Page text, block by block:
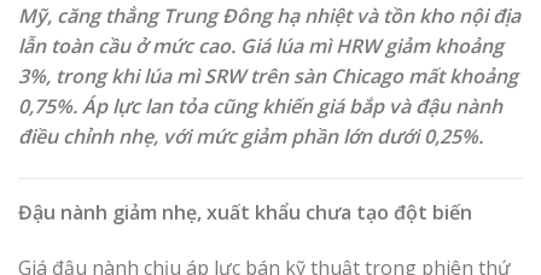
Mỹ, căng thẳng Trung Đông hạ nhiệt và tồn kho nội địa
lẫn toàn cầu ở mức cao. Giá lúa mì HRW giảm khoảng
3%, trong khi lúa mì SRW trên sàn Chicago mất khoảng
0,75%. Áp lực lan tỏa cũng khiến giá bắp và đậu nành
điều chỉnh nhẹ, với mức giảm phần lớn dưới 0,25%.
Đậu nành giảm nhẹ, xuất khẩu chưa tạo đột biến
Giá đậu nành chịu áp lực bán kỹ thuật trong phiên thứ